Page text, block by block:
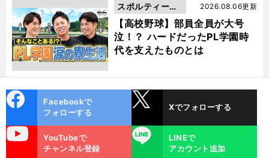
【高校野球】部員全員が大号
泣！？ ハードだったPL学園時
代を支えたものとは
2026.08.06更新
スポルティーバ
動画
ok
Facebookで
フォローする
Xでフォローする
YouTubeで
チャンネル登録
LINE
LINEで
アカウント追加